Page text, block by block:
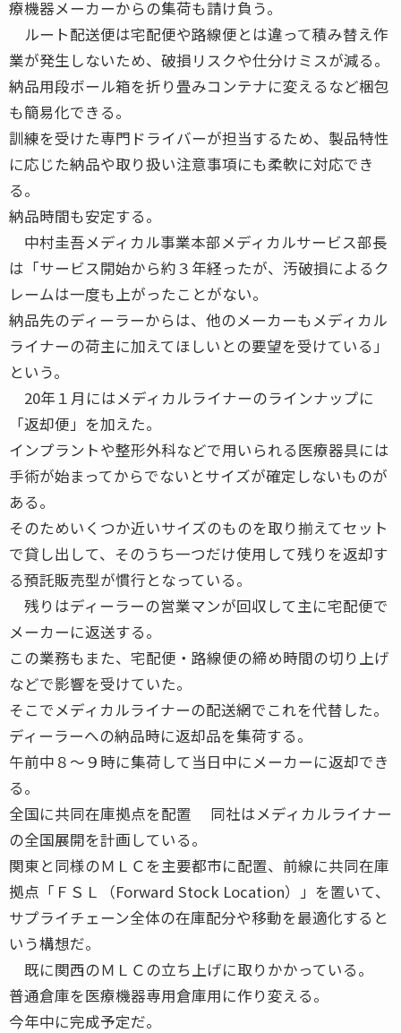
療機器メーカーからの集荷も請け負う。
ルート配送便は宅配便や路線便とは違って積み替え作
業が発生しないため、破損リスクや仕分けミスが減る。
納品用段ボール箱を折り畳みコンテナに変えるなど梱包
も簡易化できる。
訓練を受けた専門ドライバーが担当するため、製品特性
に応じた納品や取り扱い注意事項にも柔軟に対応でき
る。
納品時間も安定する。
中村圭吾メディカル事業本部メディカルサービス部長
は「サービス開始から約３年経ったが、汚破損によるク
レームは一度も上がったことがない。
納品先のディーラーからは、他のメーカーもメディカル
ライナーの荷主に加えてほしいとの要望を受けている」
という。
20年１月にはメディカルライナーのラインナップに
「返却便」を加えた。
インプラントや整形外科などで用いられる医療器具には
手術が始まってからでないとサイズが確定しないものが
ある。
そのためいくつか近いサイズのものを取り揃えてセット
で貸し出して、そのうち一つだけ使用して残りを返却す
る預託販売型が慣行となっている。
残りはディーラーの営業マンが回収して主に宅配便で
メーカーに返送する。
この業務もまた、宅配便・路線便の締め時間の切り上げ
などで影響を受けていた。
そこでメディカルライナーの配送網でこれを代替した。
ディーラーへの納品時に返却品を集荷する。
午前中８〜９時に集荷して当日中にメーカーに返却でき
る。
全国に共同在庫拠点を配置 同社はメディカルライナー
の全国展開を計画している。
関東と同様のＭＬＣを主要都市に配置、前線に共同在庫
拠点「ＦＳＬ（Forward Stock Location）」を置いて、
サプライチェーン全体の在庫配分や移動を最適化すると
いう構想だ。
既に関西のＭＬＣの立ち上げに取りかかっている。
普通倉庫を医療機器専用倉庫用に作り変える。
今年中に完成予定だ。